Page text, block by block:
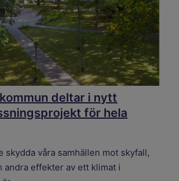
deltar i nytt
för hela
skydda våra samhällen mot skyfall,
andra effekter av ett klimat i